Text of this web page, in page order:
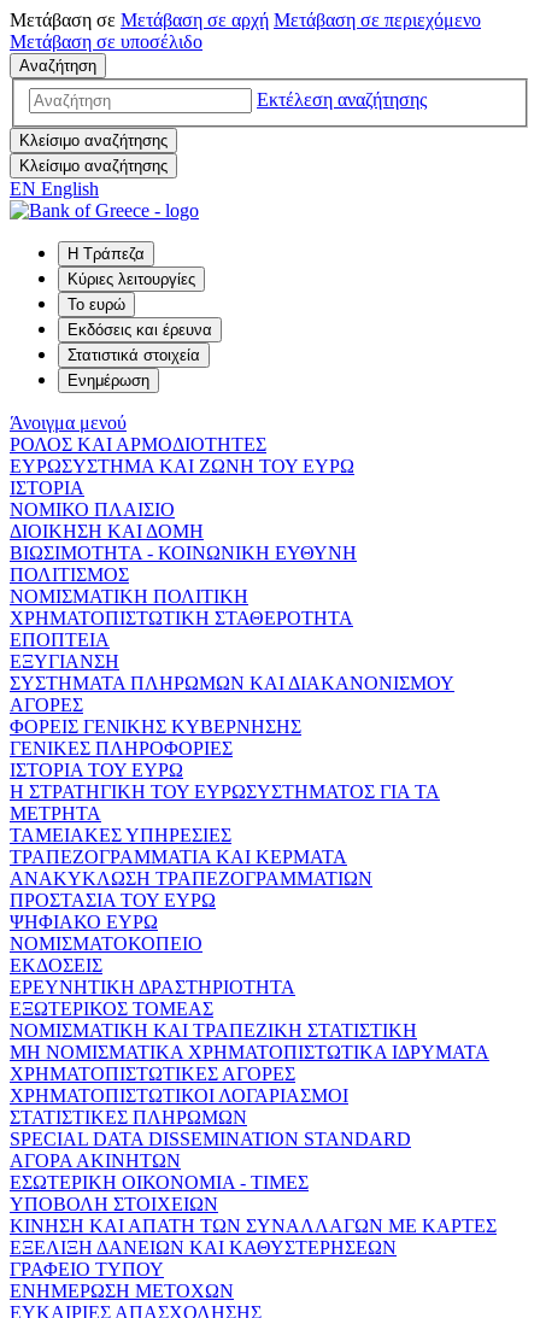
Μετάβαση σε Μετάβαση σε αρχή Μετάβαση σε περιεχόμενο
Μετάβαση σε υποσέλιδο
Αναζήτηση
Εκτέλεση αναζήτησης
Κλείσιμο αναζήτησης
Κλείσιμο αναζήτησης
EN English
Η Τράπεζα
Κύριες λειτουργίες
Το ευρώ
Εκδόσεις και έρευνα
Στατιστικά στοιχεία
Ενημέρωση
Άνοιγμα μενού
ΡΟΛΟΣ ΚΑΙ ΑΡΜΟΔΙΟΤΗΤΕΣ
ΕΥΡΩΣΥΣΤΗΜΑ ΚΑΙ ΖΩΝΗ ΤΟΥ ΕΥΡΩ
ΙΣΤΟΡΙΑ
ΝΟΜΙΚΟ ΠΛΑΙΣΙΟ
ΔΙΟΙΚΗΣΗ ΚΑΙ ΔΟΜΗ
ΒΙΩΣΙΜΟΤΗΤΑ - ΚΟΙΝΩΝΙΚΗ ΕΥΘΥΝΗ
ΠΟΛΙΤΙΣΜΟΣ
ΝΟΜΙΣΜΑΤΙΚΗ ΠΟΛΙΤΙΚΗ
ΧΡΗΜΑΤΟΠΙΣΤΩΤΙΚΗ ΣΤΑΘΕΡΟΤΗΤΑ
ΕΠΟΠΤΕΙΑ
ΕΞΥΓΙΑΝΣΗ
ΣΥΣΤΗΜΑΤΑ ΠΛΗΡΩΜΩΝ ΚΑΙ ΔΙΑΚΑΝΟΝΙΣΜΟΥ
ΑΓΟΡΕΣ
ΦΟΡΕΙΣ ΓΕΝΙΚΗΣ ΚΥΒΕΡΝΗΣΗΣ
ΓΕΝΙΚΕΣ ΠΛΗΡΟΦΟΡΙΕΣ
ΙΣΤΟΡΙΑ ΤΟΥ ΕΥΡΩ
Η ΣΤΡΑΤΗΓΙΚΗ ΤΟΥ ΕΥΡΩΣΥΣΤΗΜΑΤΟΣ ΓΙΑ ΤΑ
ΜΕΤΡΗΤΑ
ΤΑΜΕΙΑΚΕΣ ΥΠΗΡΕΣΙΕΣ
ΤΡΑΠΕΖΟΓΡΑΜΜΑΤΙΑ ΚΑΙ ΚΕΡΜΑΤΑ
ΑΝΑΚΥΚΛΩΣΗ ΤΡΑΠΕΖΟΓΡΑΜΜΑΤΙΩΝ
ΠΡΟΣΤΑΣΙΑ ΤΟΥ ΕΥΡΩ
ΨΗΦΙΑΚΟ ΕΥΡΩ
ΝΟΜΙΣΜΑΤΟΚΟΠΕΙΟ
ΕΚΔΟΣΕΙΣ
ΕΡΕΥΝΗΤΙΚΗ ΔΡΑΣΤΗΡΙΟΤΗΤΑ
ΕΞΩΤΕΡΙΚΟΣ ΤΟΜΕΑΣ
ΝΟΜΙΣΜΑΤΙΚΗ ΚΑΙ ΤΡΑΠΕΖΙΚΗ ΣΤΑΤΙΣΤΙΚΗ
ΜΗ ΝΟΜΙΣΜΑΤΙΚΑ ΧΡΗΜΑΤΟΠΙΣΤΩΤΙΚΑ ΙΔΡΥΜΑΤΑ
ΧΡΗΜΑΤΟΠΙΣΤΩΤΙΚΕΣ ΑΓΟΡΕΣ
ΧΡΗΜΑΤΟΠΙΣΤΩΤΙΚΟΙ ΛΟΓΑΡΙΑΣΜΟΙ
ΣΤΑΤΙΣΤΙΚΕΣ ΠΛΗΡΩΜΩΝ
SPECIAL DATA DISSEMINATION STANDARD
ΑΓΟΡΑ ΑΚΙΝΗΤΩΝ
ΕΣΩΤΕΡΙΚΗ ΟΙΚΟΝΟΜΙΑ - ΤΙΜΕΣ
ΥΠΟΒΟΛΗ ΣΤΟΙΧΕΙΩΝ
ΚΙΝΗΣΗ ΚΑΙ ΑΠΑΤΗ ΤΩΝ ΣΥΝΑΛΛΑΓΩΝ ΜΕ ΚΑΡΤΕΣ
ΕΞΕΛΙΞΗ ΔΑΝΕΙΩΝ ΚΑΙ ΚΑΘΥΣΤΕΡΗΣΕΩΝ
ΓΡΑΦΕΙΟ ΤΥΠΟΥ
ΕΝΗΜΕΡΩΣΗ ΜΕΤΟΧΩΝ
ΕΥΚΑΙΡΙΕΣ ΑΠΑΣΧΟΛΗΣΗΣ